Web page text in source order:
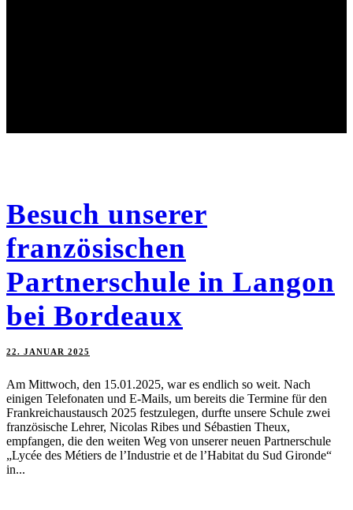
Besuch unserer
französischen
Partnerschule in Langon
bei Bordeaux
22. JANUAR 2025
Am Mittwoch, den 15.01.2025, war es endlich so weit. Nach
einigen Telefonaten und E-Mails, um bereits die Termine für den
Frankreichaustausch 2025 festzulegen, durfte unsere Schule zwei
französische Lehrer, Nicolas Ribes und Sébastien Theux,
empfangen, die den weiten Weg von unserer neuen Partnerschule
„Lycée des Métiers de l’Industrie et de l’Habitat du Sud Gironde“
in...